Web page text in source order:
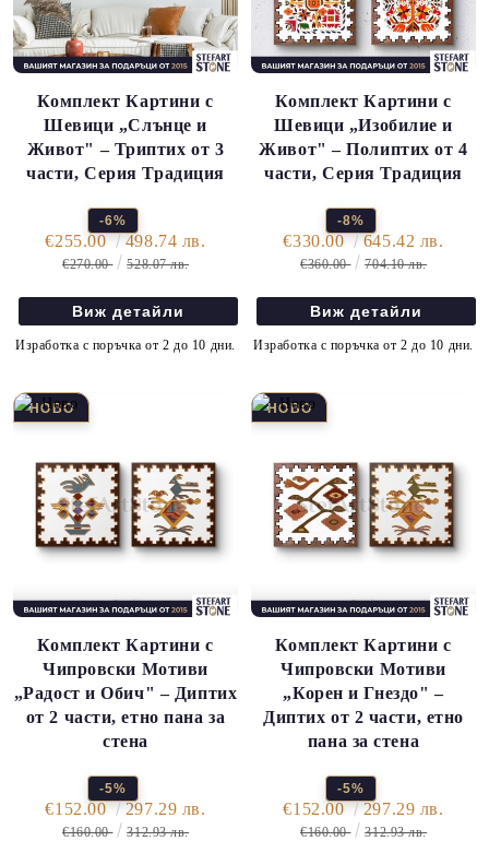
Комплект Картини с
Шевици „Слънце и
Живот" – Триптих от 3
части, Серия Традиция
-6%
€255.00 498.74 лв.
€270.00 528.07 лв.
Виж детайли
Изработка с поръчка от 2 до 10 дни.
Комплект Картини с
Шевици „Изобилие и
Живот" – Полиптих от 4
части, Серия Традиция
-8%
€330.00 645.42 лв.
€360.00 704.10 лв.
Виж детайли
Изработка с поръчка от 2 до 10 дни.
Комплект Картини с
Чипровски Мотиви
„Радост и Обич" – Диптих
от 2 части, етно пана за
стена
-5%
€152.00 297.29 лв.
€160.00 312.93 лв.
Комплект Картини с
Чипровски Мотиви
„Корен и Гнездо" –
Диптих от 2 части, етно
пана за стена
-5%
€152.00 297.29 лв.
€160.00 312.93 лв.